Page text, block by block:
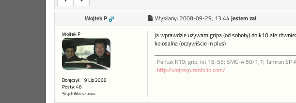
Wojtek P Wysłany: 2008-09-29, 13:44 jestem za!
Wojtek P
Dołączył: 19 Lip 2008
Posty: 48
Skąd: Warszawa
ja wprawdzie używam gripa (od soboty) do k10 ale
kolosalna (oczywiście in plus)
Pentax K10; grip; kit 18-55; SMC-A 50/1,7; Tamron
http://wojtekp.zenfolio.com/